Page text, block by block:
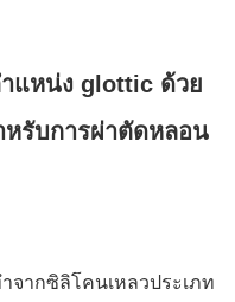
าแหน่ง glottic ด้วย
หรับการผ่าตัดหลอน
ากซิลิโคนเหลวประเภท